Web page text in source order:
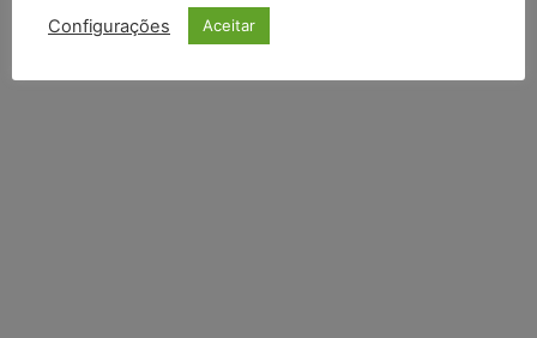
Política de Privacidade
Configurações Aceitar